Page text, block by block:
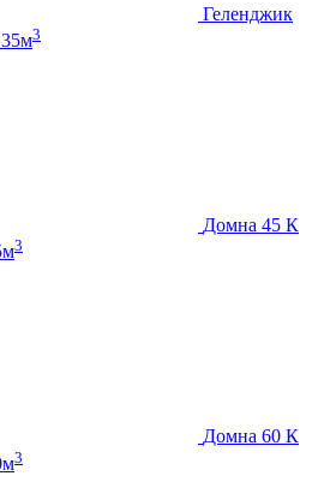
Геленджик
3
Домна 45 К
3
Домна 60 К
3